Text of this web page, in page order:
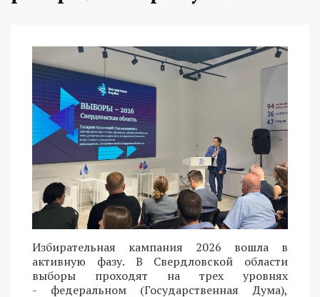
Избирательная кампания 2026 вошла в
активную фазу. В Свердловской области
выборы проходят на трех уровнях
- федеральном (Государственная Дума),